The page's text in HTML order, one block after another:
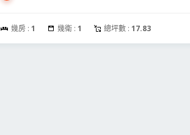
幾房 : 1 幾衛 : 1 總坪數 : 17.83